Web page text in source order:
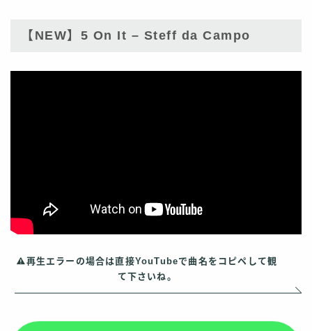
【NEW】5 On It – Steff da Campo
再生エラーの場合は直接YouTubeで曲名をコピペして観
て下さいね。